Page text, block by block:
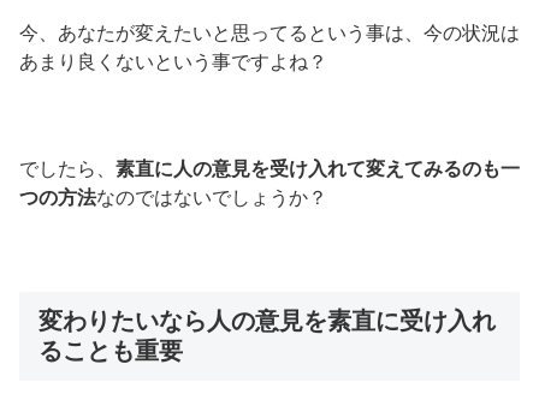
今、あなたが変えたいと思ってるという事は、今の状況は
あまり良くないという事ですよね？
でしたら、 素直に人の意見を受け入れて変えてみるのも一
つの方法なのではないでしょうか？
変わりたいなら人の意見を素直に受け入れ
ることも重要